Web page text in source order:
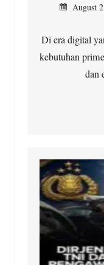
August
Di era digital
kebutuhan
dan